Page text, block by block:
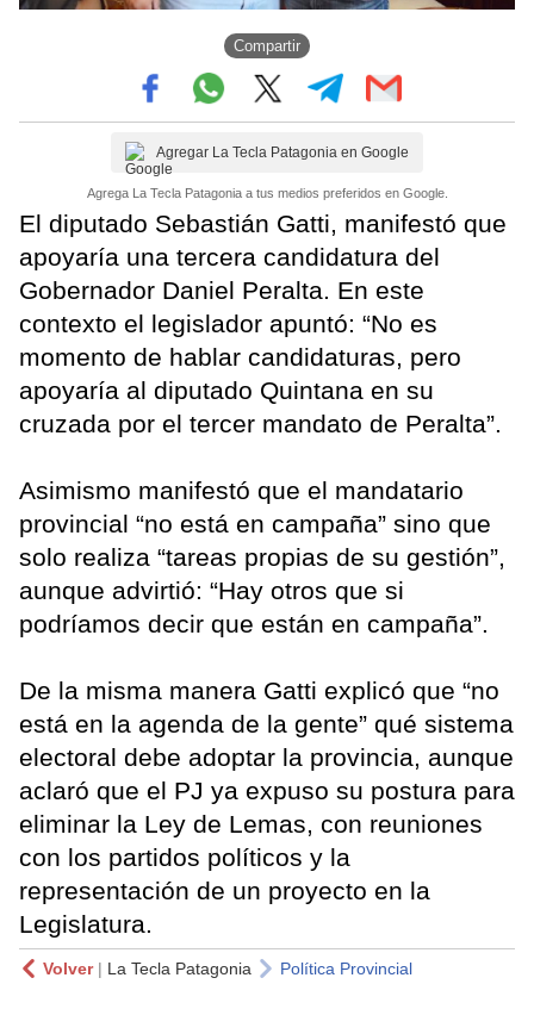
Compartir
Agregar La Tecla Patagonia en Google
Agrega La Tecla Patagonia a tus medios preferidos en Google.
El diputado Sebastián Gatti, manifestó que
apoyaría una tercera candidatura del
Gobernador Daniel Peralta. En este
contexto el legislador apuntó: “No es
momento de hablar candidaturas, pero
apoyaría al diputado Quintana en su
cruzada por el tercer mandato de Peralta”.
Asimismo manifestó que el mandatario
provincial “no está en campaña” sino que
solo realiza “tareas propias de su gestión”,
aunque advirtió: “Hay otros que si
podríamos decir que están en campaña”.
De la misma manera Gatti explicó que “no
está en la agenda de la gente” qué sistema
electoral debe adoptar la provincia, aunque
aclaró que el PJ ya expuso su postura para
eliminar la Ley de Lemas, con reuniones
con los partidos políticos y la
representación de un proyecto en la
Legislatura.
Volver| La Tecla Patagonia Política Provincial